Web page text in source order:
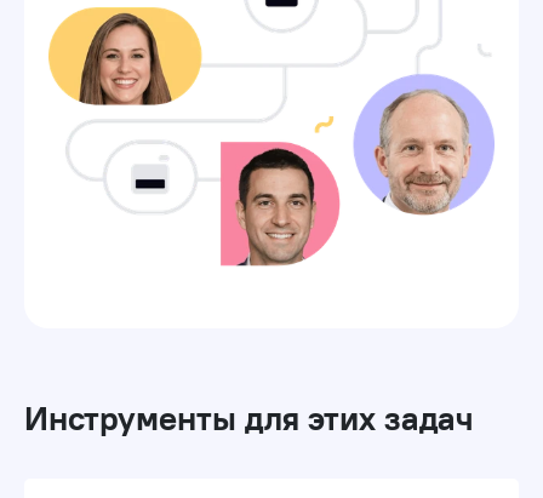
Инструменты для этих задач